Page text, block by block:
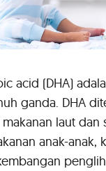
acid (DHA)
ganda. DHA
laut dan
anak-anak,